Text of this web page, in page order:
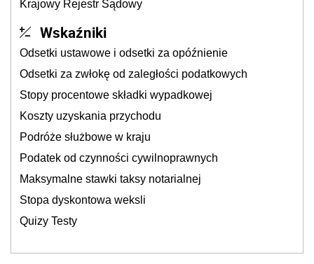
Krajowy Rejestr Sądowy
Wskaźniki
Odsetki ustawowe i odsetki za opóźnienie
Odsetki za zwłokę od zaległości podatkowych
Stopy procentowe składki wypadkowej
Koszty uzyskania przychodu
Podróże służbowe w kraju
Podatek od czynności cywilnoprawnych
Maksymalne stawki taksy notarialnej
Stopa dyskontowa weksli
Quizy Testy